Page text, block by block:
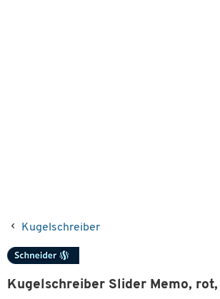
Kugelschreiber
Kugelschreiber Slider Memo, rot,